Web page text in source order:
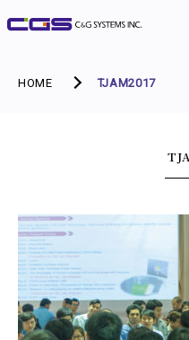
HOME TJAM2017